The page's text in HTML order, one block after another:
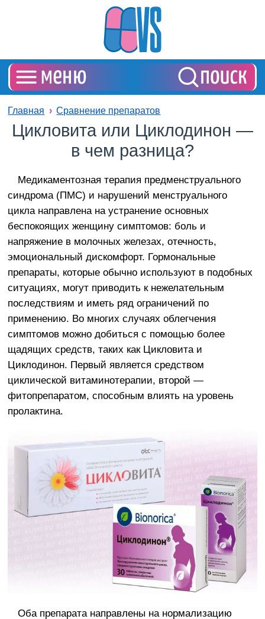
Главная Сравнение препаратов
Цикловита или Циклодинон —
в чем разница?
Медикаментозная терапия предменструального
синдрома (ПМС) и нарушений менструального
цикла направлена на устранение основных
беспокоящих женщину симптомов: боль и
напряжение в молочных железах, отечность,
эмоциональный дискомфорт. Гормональные
препараты, которые обычно используют в подобных
ситуациях, могут приводить к нежелательным
последствиям и иметь ряд ограничений по
применению. Во многих случаях облегчения
симптомов можно добиться с помощью более
щадящих средств, таких как Цикловита и
Циклодинон. Первый является средством
циклической витаминотерапии, второй —
фитопрепаратом, способным влиять на уровень
пролактина.
Оба препарата направлены на нормализацию